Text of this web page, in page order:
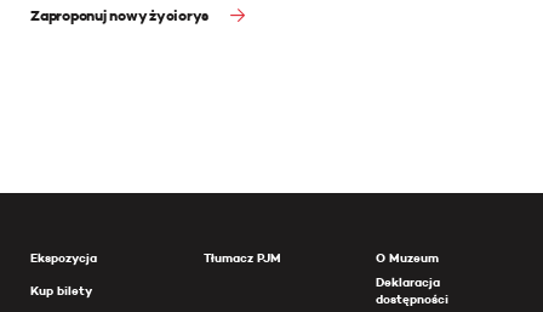
Zaproponuj nowy życiorys
Ekspozycja
Kup bilety
Tłumacz PJM
O Muzeum
Deklaracja
dostępności